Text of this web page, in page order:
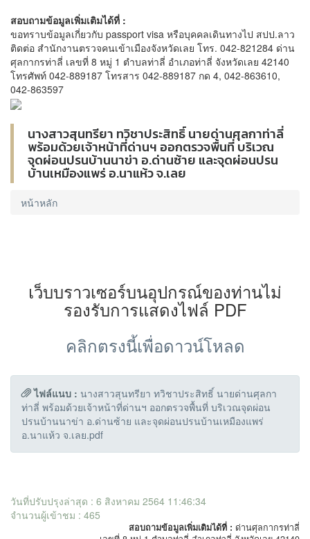
สอบถามข้อมูลเพิ่มเติมได้ที่ :
ขอทราบข้อมูลเกี่ยวกับ passport visa หรือบุคคลเดินทางไป สปป.ลาว
ติดต่อ สำนักงานตรวจคนเข้าเมืองจังหวัดเลย โทร. 042-821284 ด่าน
ศุลกากรท่าลี่ เลขที่ 8 หมู่ 1 ตำบลท่าลี่ อำเภอท่าลี่ จังหวัดเลย 42140
โทรศัพท์ 042-889187 โทรสาร 042-889187 กด 4, 042-863610,
042-863597
นางสาวสุนทรียา ทวิชาประสิทธิ์ นายด่านศุลกาท่าลี่
พร้อมด้วยเจ้าหน้าที่ด่านฯ ออกตรวจพื้นที่ บริเวณ
จุดผ่อนปรนบ้านนาข่า อ.ด่านซ้าย และจุดผ่อนปรน
บ้านเหมืองแพร่ อ.นาแห้ว จ.เลย
หน้าหลัก
เว็บบราวเซอร์บนอุปกรณ์ของท่านไม่
รองรับการแสดงไฟล์ PDF
คลิกตรงนี้เพื่อดาวน์โหลด
ไฟล์แนบ : นางสาวสุนทรียา ทวิชาประสิทธิ์ นายด่านศุลกา
ท่าลี่ พร้อมด้วยเจ้าหน้าที่ด่านฯ ออกตรวจพื้นที่ บริเวณจุดผ่อน
ปรนบ้านนาข่า อ.ด่านซ้าย และจุดผ่อนปรนบ้านเหมืองแพร่
อ.นาแห้ว จ.เลย.pdf
วันที่ปรับปรุงล่าสุด : 6 สิงหาคม 2564 11:46:34
จำนวนผู้เข้าชม : 465
สอบถามข้อมูลเพิ่มเติมได้ที่ : ด่านศุลกากรท่าลี่